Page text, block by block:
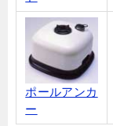
ポールアンカ
ー